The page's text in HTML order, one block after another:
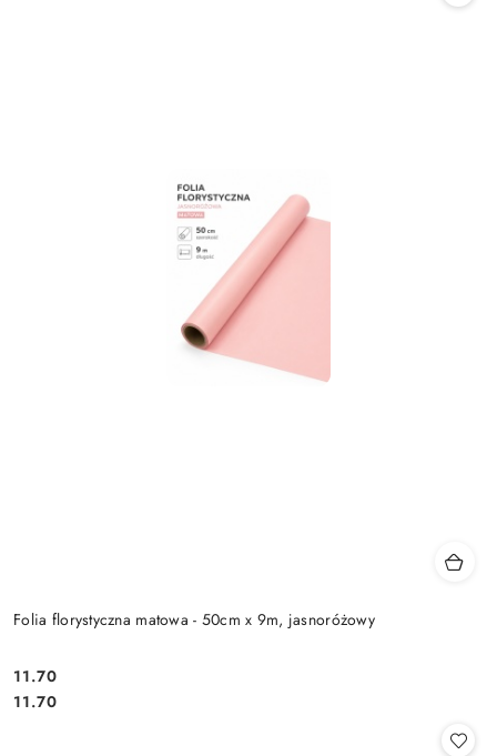
Folia florystyczna matowa - 50cm x 9m, jasnoróżowy
Cena:
11.70
Cena:
11.70